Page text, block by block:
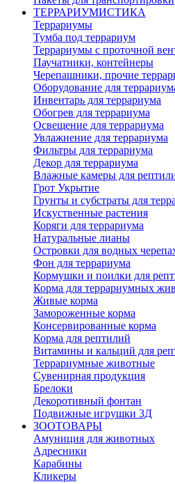
ТЕРРАРИУМИСТИКА
Террариумы
Тумба под террариум
Террариумы с проточной
Паучатники, контейнеры
Черепашники, прочие
Оборудование для
Инвентарь для террариума
Обогрев для террариума
Освещение для террариума
Увлажнение для террариума
Фильтры для террариума
Декор для террариума
Влажные камеры для
Грот Укрытие
Грунты и субстраты для
Искуственные растения
Коряги для террариума
Натуральные лианы
Островки для водных
Фон для террариума
Кормушки и поилки для
Корма для террариумных
Живые корма
Замороженные корма
Консервированные корма
Корма для рептилий
Витамины и кальций для
Террариумные животные
Сувенирная продукция
Брелоки
Декоротивный фонтан
Подвижные игрушки 3Д
ЗООТОВАРЫ
Амуниция для животных
Адресники
Карабины
Кликеры